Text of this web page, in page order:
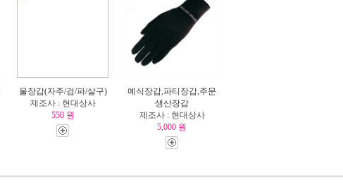
울장갑(자주/검/파/살구)
제조사 : 현대상사
550 원
예식장갑,파티장갑,주문
생산장갑
제조사 : 현대상사
5,000 원